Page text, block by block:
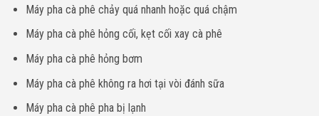
Máy pha cà phê chảy quá nhanh hoặc quá chậm
Máy pha cà phê hỏng cối, kẹt cối xay cà phê
Máy pha cà phê hỏng bơm
Máy pha cà phê không ra hơi tại vòi đánh sữa
Máy pha cà phê pha bị lạnh